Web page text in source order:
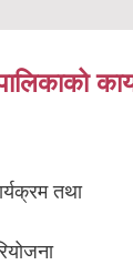
तथा